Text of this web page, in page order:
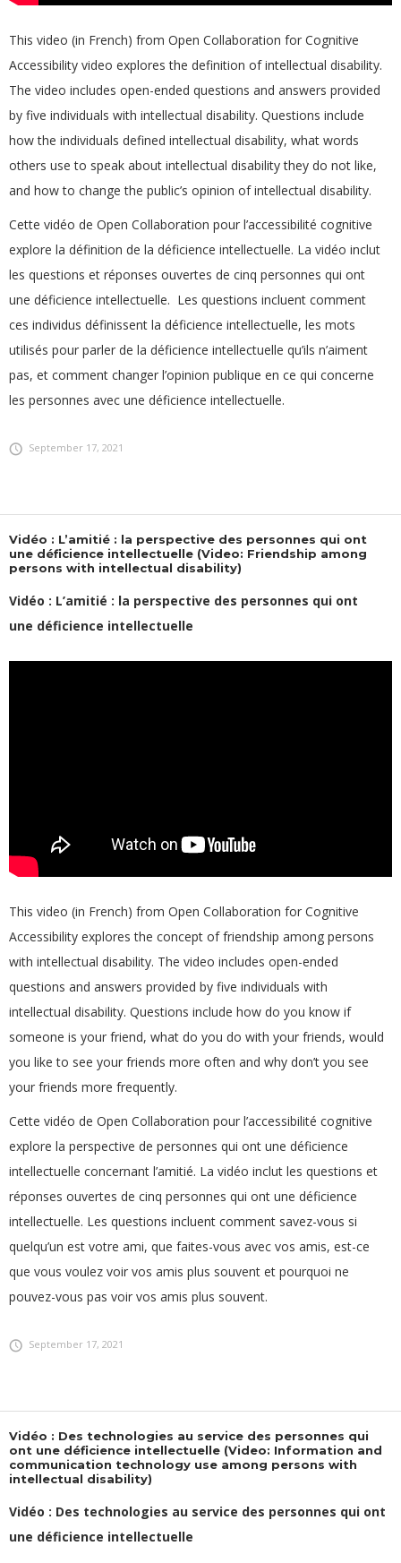
This video (in French) from Open Collaboration for Cognitive
Accessibility video explores the definition of intellectual disability.
The video includes open-ended questions and answers provided
by five individuals with intellectual disability. Questions include
how the individuals defined intellectual disability, what words
others use to speak about intellectual disability they do not like,
and how to change the public’s opinion of intellectual disability.
Cette vidéo de Open Collaboration pour l’accessibilité cognitive
explore la définition de la déficience intellectuelle. La vidéo inclut
les questions et réponses ouvertes de cinq personnes qui ont
une déficience intellectuelle. Les questions incluent comment
ces individus définissent la déficience intellectuelle, les mots
utilisés pour parler de la déficience intellectuelle qu’ils n’aiment
pas, et comment changer l’opinion publique en ce qui concerne
les personnes avec une déficience intellectuelle.
September 17, 2021
Vidéo : L’amitié : la perspective des personnes qui ont
une déficience intellectuelle (Video: Friendship among
persons with intellectual disability)
Vidéo : L’amitié : la perspective des personnes qui ont
une déficience intellectuelle
This video (in French) from Open Collaboration for Cognitive
Accessibility explores the concept of friendship among persons
with intellectual disability. The video includes open-ended
questions and answers provided by five individuals with
intellectual disability. Questions include how do you know if
someone is your friend, what do you do with your friends, would
you like to see your friends more often and why don’t you see
your friends more frequently.
Cette vidéo de Open Collaboration pour l’accessibilité cognitive
explore la perspective de personnes qui ont une déficience
intellectuelle concernant l’amitié. La vidéo inclut les questions et
réponses ouvertes de cinq personnes qui ont une déficience
intellectuelle. Les questions incluent comment savez-vous si
quelqu’un est votre ami, que faites-vous avec vos amis, est-ce
que vous voulez voir vos amis plus souvent et pourquoi ne
pouvez-vous pas voir vos amis plus souvent.
September 17, 2021
Vidéo : Des technologies au service des personnes qui
ont une déficience intellectuelle (Video: Information and
communication technology use among persons with
intellectual disability)
Vidéo : Des technologies au service des personnes qui ont
une déficience intellectuelle